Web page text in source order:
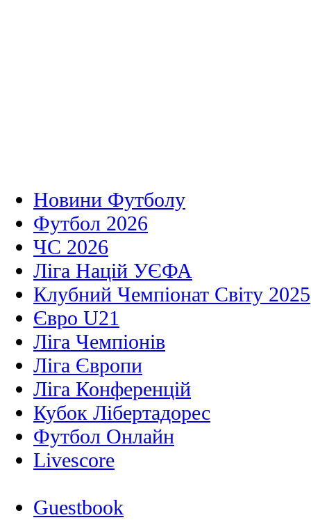
Новини Футболу
Футбол 2026
ЧС 2026
Ліга Націй УЄФА
Клубний Чемпіонат Світу 2025
Євро U21
Ліга Чемпіонів
Ліга Європи
Ліга Конференцій
Кубок Лібертадорес
Футбол Онлайн
Livescore
Guestbook